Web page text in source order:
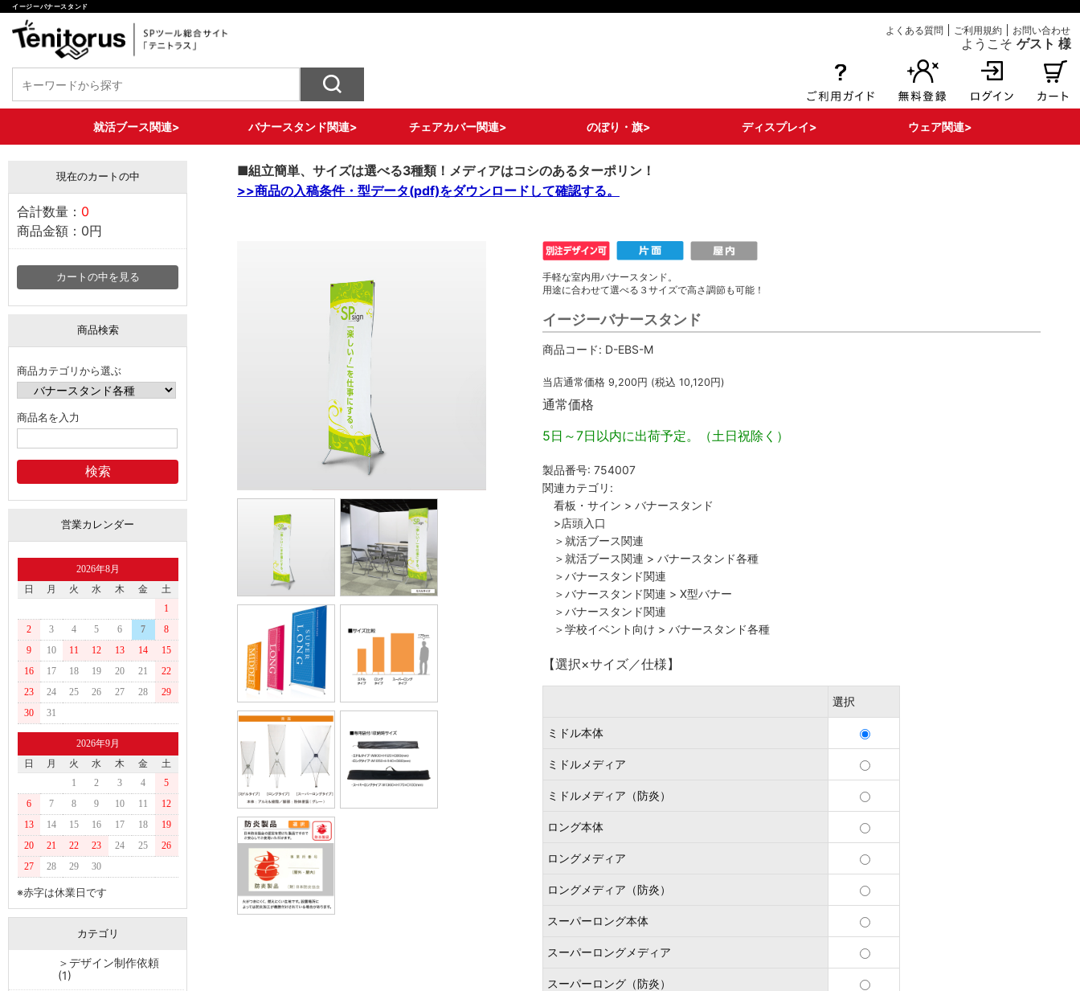
イージーバナースタンド
よくある質問 ご利用規約 お問い合わせ
ようこそ ゲスト 様
就活ブース関連> バナースタンド関連>
X型バナー
ロール式バナー
大型サイズバナー
2WAYバナースタンド
チェアカバー関連>
ロングタイプ
ショートタイプ
ライトタイプ
ポケットタイプ
ドレスアップタイプ
メッシュポケットタイ
プ
チェア備品
のぼり・旗>
ストリームフラッグ
グランドバナー
フィッシュバナー
その他 変形のぼり
通常のぼり各種
既製デザインのぼり
キャリーのぼり/タペ
ストリー
旗備品/部材
ディスプレイ> ウェア関連>
現在のカートの中
合計数量： 0
商品金額： 0円
カートの中を見る
商品検索
商品カテゴリから選ぶ
商品名を入力
営業カレンダー
2026年8月
日
月 火 水 木 金
土
1
2
3 4 5 6 7
8
9
10 11 12 13 14
15
16
17 18 19 20 21
22
23
24 25 26 27 28
29
30
31
2026年9月
日
月 火 水 木 金
土
1
2 3 4
5
6
7 8 9 10 11
12
13
14 15 16 17 18
19
20
21 22 23 24 25
26
27
28 29 30
※赤字は休業日です
カテゴリ
＞デザイン制作依頼
(1)
■組立簡単、サイズは選べる3種類！メディアはコシのあるターポリン！
>>商品の入稿条件・型データ(pdf)をダウンロードして確認する。
手軽な室内用バナースタンド。
用途に合わせて選べる３サイズで高さ調節も可能！
イージーバナースタンド
商品コード: D-EBS-M
当店通常価格 9,200 円 (税込 10,120 円)
通常価格
5日～7日以内に出荷予定。（土日祝除く）
製品番号: 754007
関連カテゴリ:
看板・サイン > バナースタンド
>店頭入口
＞就活ブース関連
＞就活ブース関連 > バナースタンド各種
＞バナースタンド関連
＞バナースタンド関連 > X型バナー
＞バナースタンド関連
＞学校イベント向け > バナースタンド各種
【選択×サイズ／仕様】
選択
ミドル本体
ミドルメディア
ミドルメディア（防炎）
ロング本体
ロングメディア
ロングメディア（防炎）
スーパーロング本体
スーパーロングメディア
スーパーロング（防炎）